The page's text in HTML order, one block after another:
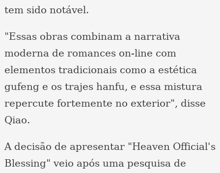
tem sido notável.
"Essas obras combinam a narrativa
moderna de romances on-line com
elementos tradicionais como a estética
gufeng e os trajes hanfu, e essa mistura
repercute fortemente no exterior", disse
Qiao.
A decisão de apresentar "Heaven Official's
Blessing" veio após uma pesquisa de